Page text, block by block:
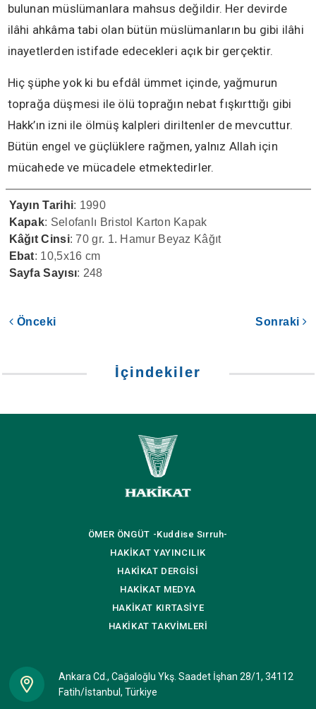
bulunan müslümanlara mahsus değildir. Her devirde
ilâhi ahkâma tabi olan bütün müslümanların bu gibi ilâhi
inayetlerden istifade edecekleri açık bir gerçektir.
Hiç şüphe yok ki bu efdâl ümmet içinde, yağmurun
toprağa düşmesi ile ölü toprağın nebat fışkırttığı gibi
Hakk’ın izni ile ölmüş kalpleri diriltenler de mevcuttur.
Bütün engel ve güçlüklere rağmen, yalnız Allah için
mücahede ve mücadele etmektedirler.
Yayın Tarihi: 1990
Kapak: Selofanlı Bristol Karton Kapak
Kâğıt Cinsi: 70 gr. 1. Hamur Beyaz Kâğıt
Ebat: 10,5x16 cm
Sayfa Sayısı: 248
Önceki Sonraki
İçindekiler
ÖMER ÖNGÜT -Kuddise Sırruh-
HAKİKAT YAYINCILIK
HAKİKAT DERGİSİ
HAKİKAT MEDYA
HAKİKAT KIRTASİYE
HAKİKATTAKVİMLERİ
Ankara Cd., Cağaloğlu Ykş. Saadet İşhan 28/1, 34112
Fatih/İstanbul, Türkiye